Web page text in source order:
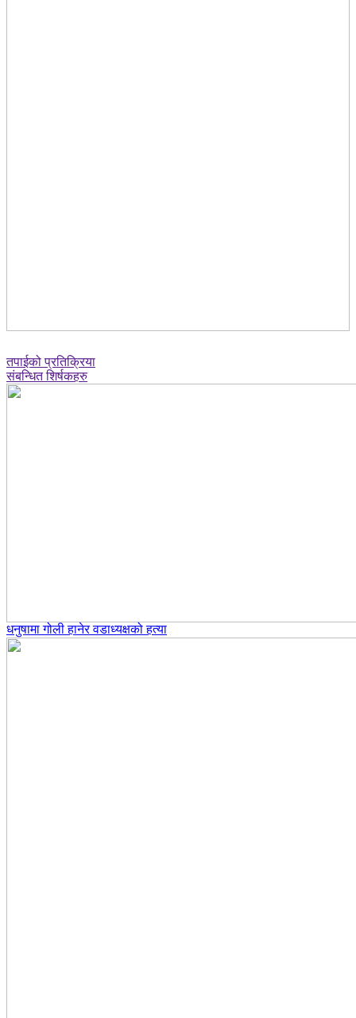
तपाईको प्रतिक्रिया
संबन्धित शिर्षकहरु
धनुषामा गोली हानेर वडाध्यक्षको हत्या